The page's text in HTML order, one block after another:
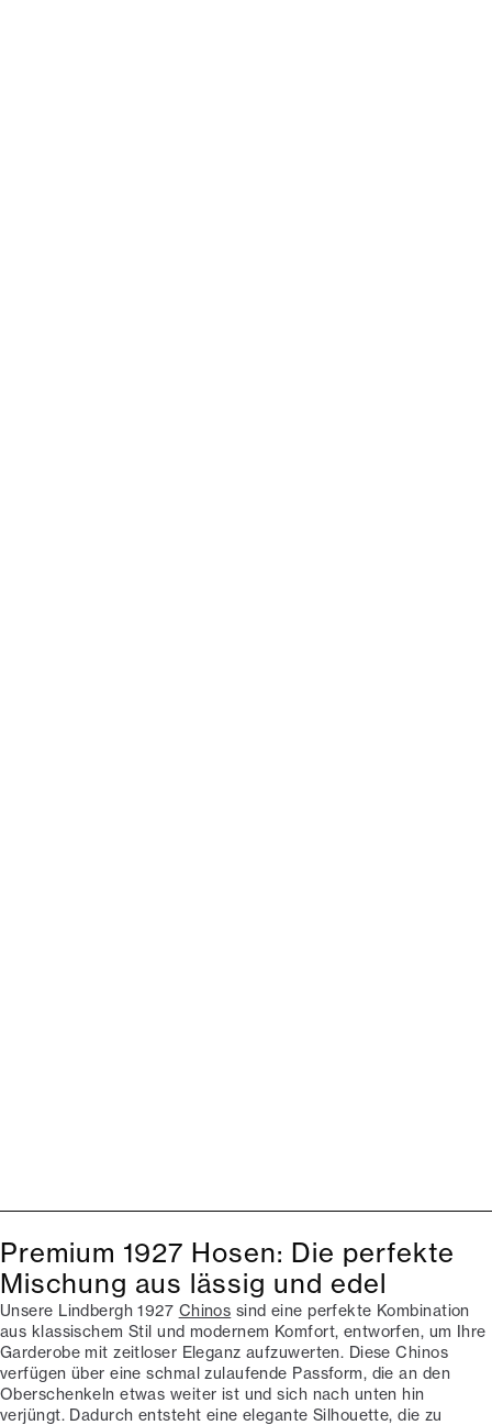
Premium 1927 Hosen: Die perfekte
Mischung aus lässig und edel
Unsere Lindbergh 1927 Chinos sind eine perfekte Kombination
aus klassischem Stil und modernem Komfort, entworfen, um Ihre
Garderobe mit zeitloser Eleganz aufzuwerten. Diese Chinos
verfügen über eine schmal zulaufende Passform, die an den
Oberschenkeln etwas weiter ist und sich nach unten hin
verjüngt. Dadurch entsteht eine elegante Silhouette, die zu